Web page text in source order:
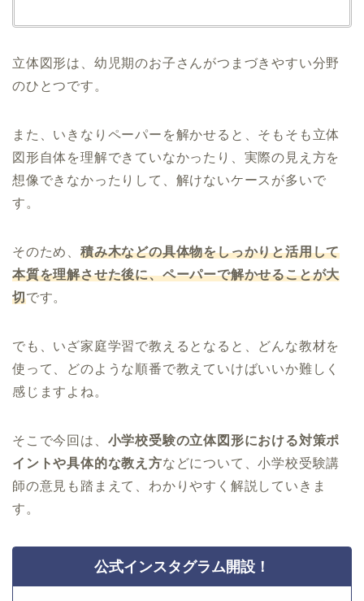
立体図形は、幼児期のお子さんがつまづきやすい分野
のひとつです。
また、いきなりペーパーを解かせると、そもそも立体
図形自体を理解できていなかったり、実際の見え方を
想像できなかったりして、解けないケースが多いで
す。
そのため、 積み木などの具体物をしっかりと活用して
本質を理解させた後に、ペーパーで解かせることが大
切です。
でも、いざ家庭学習で教えるとなると、どんな教材を
使って、どのような順番で教えていけばいいか難しく
感じますよね。
そこで今回は、 小学校受験の立体図形における対策ポ
イントや具体的な教え方などについて、小学校受験講
師の意見も踏まえて、わかりやすく解説していきま
す。
公式インスタグラム開設！